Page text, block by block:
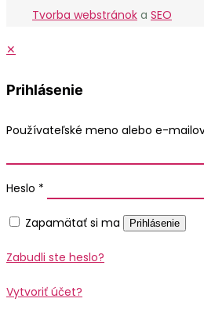
Tvorba webstránok a SEO
✕
Prihlásenie
Používateľské meno alebo e-
Heslo *
Zapamätať si ma Prihlásenie
Zabudli ste heslo?
Vytvoriť účet?